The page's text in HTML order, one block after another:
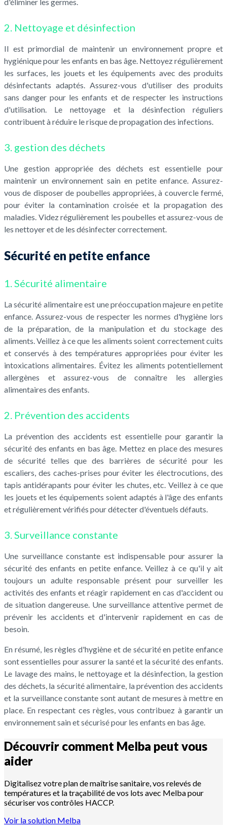
2. Nettoyage et désinfection
Il est primordial de maintenir un environnement propre et
hygiénique pour les enfants en bas âge. Nettoyez régulièrement
les surfaces, les jouets et les équipements avec des produits
désinfectants adaptés. Assurez-vous d'utiliser des produits
sans danger pour les enfants et de respecter les instructions
d'utilisation. Le nettoyage et la désinfection réguliers
contribuent à réduire le risque de propagation des infections.
3. gestion des déchets
Une gestion appropriée des déchets est essentielle pour
maintenir un environnement sain en petite enfance. Assurez-
vous de disposer de poubelles appropriées, à couvercle fermé,
pour éviter la contamination croisée et la propagation des
maladies. Videz régulièrement les poubelles et assurez-vous de
les nettoyer et de les désinfecter correctement.
Sécurité en petite enfance
1. Sécurité alimentaire
La sécurité alimentaire est une préoccupation majeure en petite
enfance. Assurez-vous de respecter les normes d'hygiène lors
de la préparation, de la manipulation et du stockage des
aliments. Veillez à ce que les aliments soient correctement cuits
et conservés à des températures appropriées pour éviter les
intoxications alimentaires. Évitez les aliments potentiellement
allergènes et assurez-vous de connaître les allergies
alimentaires des enfants.
2. Prévention des accidents
La prévention des accidents est essentielle pour garantir la
sécurité des enfants en bas âge. Mettez en place des mesures
de sécurité telles que des barrières de sécurité pour les
escaliers, des caches-prises pour éviter les électrocutions, des
tapis antidérapants pour éviter les chutes, etc. Veillez à ce que
les jouets et les équipements soient adaptés à l'âge des enfants
et régulièrement vérifiés pour détecter d'éventuels défauts.
3. Surveillance constante
Une surveillance constante est indispensable pour assurer la
sécurité des enfants en petite enfance. Veillez à ce qu'il y ait
toujours un adulte responsable présent pour surveiller les
activités des enfants et réagir rapidement en cas d'accident ou
de situation dangereuse. Une surveillance attentive permet de
prévenir les accidents et d'intervenir rapidement en cas de
besoin.
En résumé, les règles d'hygiène et de sécurité en petite enfance
sont essentielles pour assurer la santé et la sécurité des enfants.
Le lavage des mains, le nettoyage et la désinfection, la gestion
des déchets, la sécurité alimentaire, la prévention des accidents
et la surveillance constante sont autant de mesures à mettre en
place. En respectant ces règles, vous contribuez à garantir un
environnement sain et sécurisé pour les enfants en bas âge.
Découvrir comment Melba peut vous
aider
Digitalisez votre plan de maîtrise sanitaire, vos relevés de
températures et la traçabilité de vos lots avec Melba pour
sécuriser vos contrôles HACCP.
Voir la solution Melba